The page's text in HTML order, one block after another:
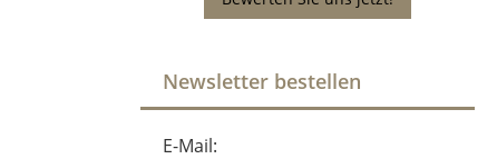
Newsletter bestellen
E-Mail: